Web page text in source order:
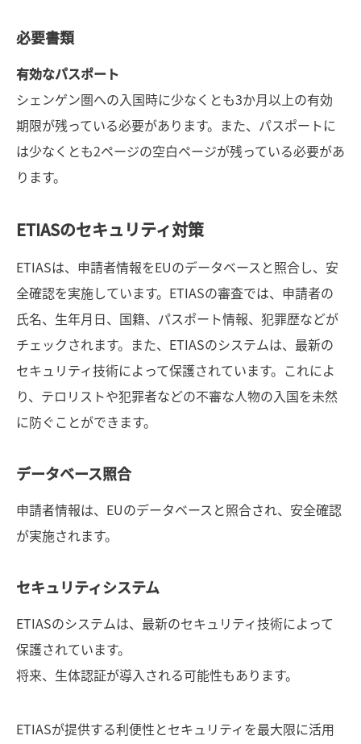
必要書類
有効なパスポート
シェンゲン圏への入国時に少なくとも3か月以上の有効
期限が残っている必要があります。また、パスポートに
は少なくとも2ページの空白ページが残っている必要があ
ります。
ETIASのセキュリティ対策
ETIASは、申請者情報をEUのデータベースと照合し、安
全確認を実施しています。ETIASの審査では、申請者の
氏名、生年月日、国籍、パスポート情報、犯罪歴などが
チェックされます。また、ETIASのシステムは、最新の
セキュリティ技術によって保護されています。これによ
り、テロリストや犯罪者などの不審な人物の入国を未然
に防ぐことができます。
データベース照合
申請者情報は、EUのデータベースと照合され、安全確認
が実施されます。
セキュリティシステム
ETIASのシステムは、最新のセキュリティ技術によって
保護されています。
将来、生体認証が導入される可能性もあります。
ETIASが提供する利便性とセキュリティを最大限に活用